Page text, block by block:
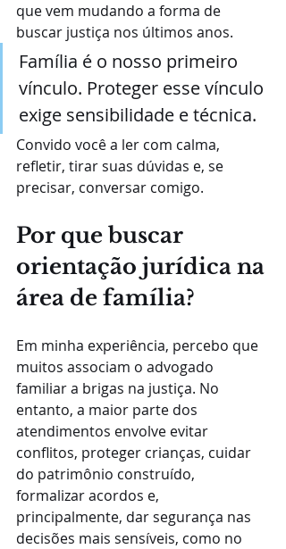
que vem mudando a forma de
buscar justiça nos últimos anos.
Família é o nosso primeiro
vínculo. Proteger esse vínculo
exige sensibilidade e técnica.
Convido você a ler com calma,
refletir, tirar suas dúvidas e, se
precisar, conversar comigo.
Por que buscar
orientação jurídica na
área de família?
Em minha experiência, percebo que
muitos associam o advogado
familiar a brigas na justiça. No
entanto, a maior parte dos
atendimentos envolve evitar
conflitos, proteger crianças, cuidar
do patrimônio construído,
formalizar acordos e,
principalmente, dar segurança nas
decisões mais sensíveis, como no